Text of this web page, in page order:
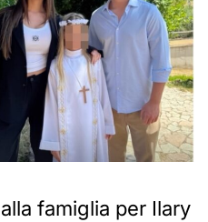
famiglia per Ilary